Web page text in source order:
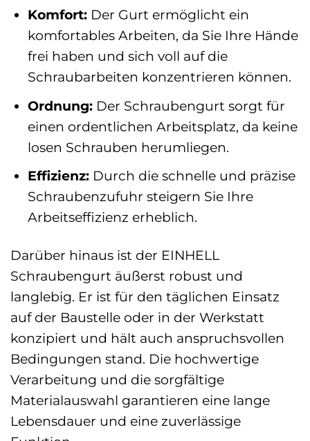
Komfort:Der Gurt ermöglicht ein
komfortables Arbeiten, da Sie Ihre Hände
frei haben und sich voll auf die
Schraubarbeiten konzentrieren können.
Ordnung:Der Schraubengurt sorgt für
einen ordentlichen Arbeitsplatz, da keine
losen Schrauben herumliegen.
Effizienz:Durch die schnelle und präzise
Schraubenzufuhr steigern Sie Ihre
Arbeitseffizienz erheblich.
Darüber hinaus ist der EINHELL
Schraubengurt äußerst robust und
langlebig. Er ist für den täglichen Einsatz
auf der Baustelle oder in der Werkstatt
konzipiert und hält auch anspruchsvollen
Bedingungen stand. Die hochwertige
Verarbeitung und die sorgfältige
Materialauswahl garantieren eine lange
Lebensdauer und eine zuverlässige